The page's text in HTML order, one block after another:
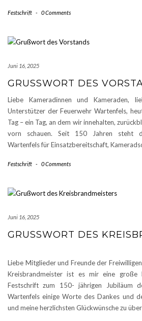
Festschrift - 0 Comments
Juni 16, 2025
GRUSSWORT DES
Liebe Kameradinnen und Kameraden,
Unterstützer der Feuerwehr Wartenfels,
Tag – ein Tag, an dem wir innehalten,
vorn schauen. Seit 150 Jahren steht
Wartenfels für Einsatzbereitschaft,
Festschrift - 0 Comments
Juni 16, 2025
GRUSSWORT DES
Liebe Mitglieder und Freunde der
Kreisbrandmeister ist es mir eine große
Festschrift zum 150- jährigen Jubiläum
Wartenfels einige Worte des Dankes und
und meine herzlichsten Glückwünsche zu